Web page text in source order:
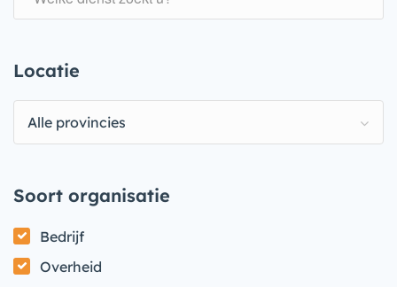
Locatie
Alle provincies
Soort organisatie
Bedrijf
Overheid